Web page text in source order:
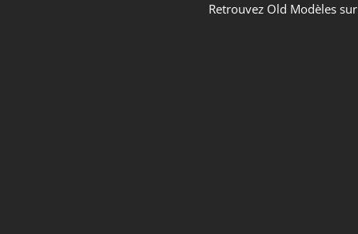
Retrouvez Old Modèles